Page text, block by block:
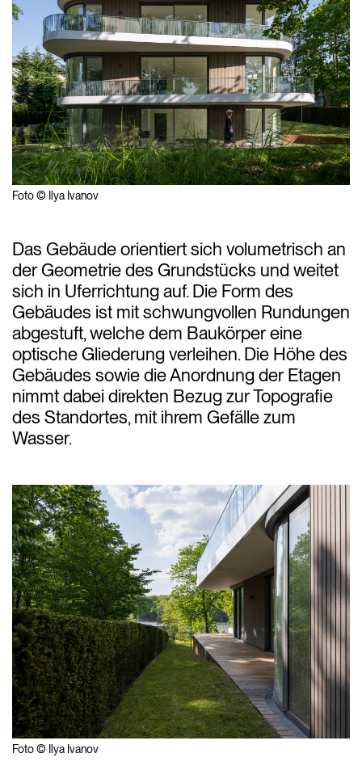
Foto © Ilya Ivanov
Das Gebäude orientiert sich volumetrisch an
der Geometrie des Grundstücks und weitet
sich in Uferrichtung auf. Die Form des
Gebäudes ist mit schwungvollen Rundungen
abgestuft, welche dem Baukörper eine
optische Gliederung verleihen. Die Höhe des
Gebäudes sowie die Anordnung der Etagen
nimmt dabei direkten Bezug zur Topografie
des Standortes, mit ihrem Gefälle zum
Wasser.
Foto © Ilya Ivanov